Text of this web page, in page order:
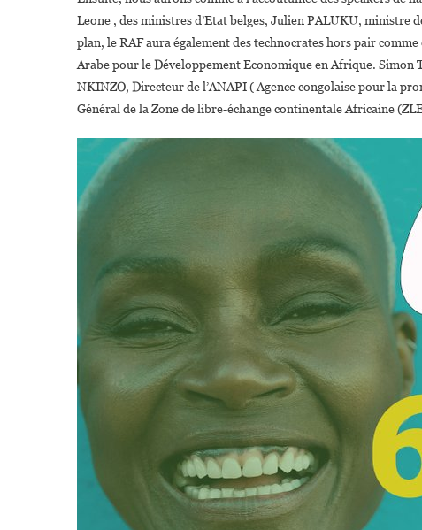
Leone , des ministres d’Etat belges, Julien PALUKU, ministre
plan, le RAF aura également des technocrates hors pair
Arabe pour le Développement Economique en Afrique.
NKINZO, Directeur de l’ANAPI ( Agence congolaise pour la
Général de la Zone de libre-échange continentale Africaine